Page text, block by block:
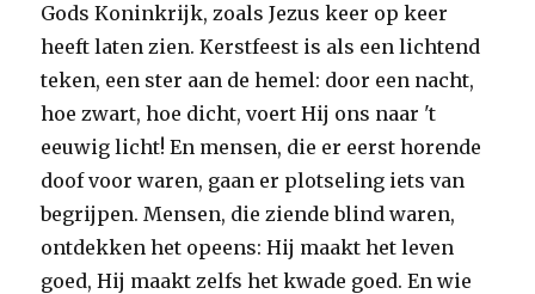
Gods Koninkrijk, zoals Jezus keer op keer
heeft laten zien. Kerstfeest is als een lichtend
teken, een ster aan de hemel: door een nacht,
hoe zwart, hoe dicht, voert Hij ons naar 't
eeuwig licht! En mensen, die er eerst horende
doof voor waren, gaan er plotseling iets van
begrijpen. Mensen, die ziende blind waren,
ontdekken het opeens: Hij maakt het leven
goed, Hij maakt zelfs het kwade goed. En wie